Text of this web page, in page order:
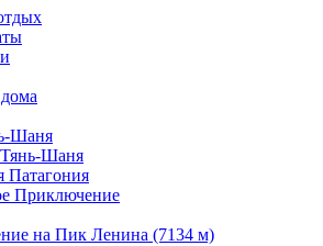
Шаня
Шаня
Патагония
Приключение
на Пик Ленина (7134 м)